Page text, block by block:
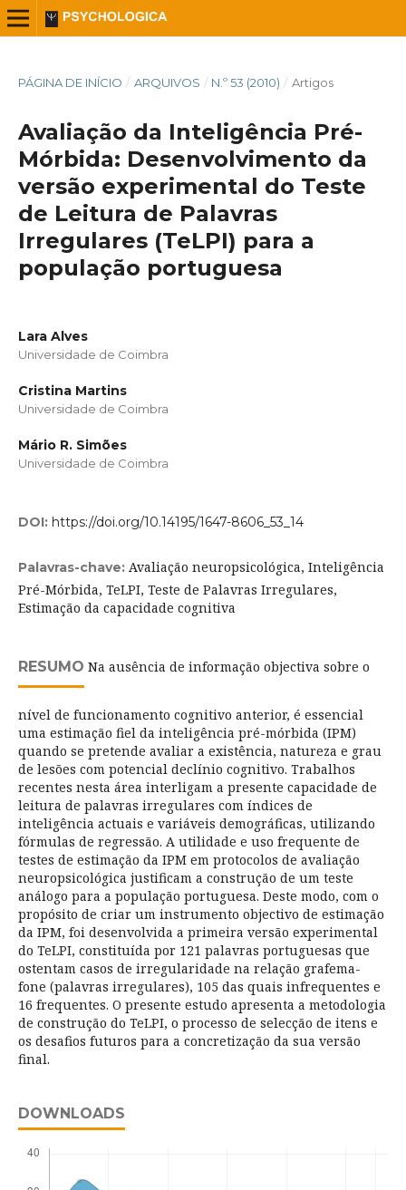
PÁGINA DE INÍCIO / ARQUIVOS / N.º 53 (2010) / Artigos
Avaliação da Inteligência Pré-
Mórbida: Desenvolvimento da
versão experimental do Teste
de Leitura de Palavras
Irregulares (TeLPI) para a
população portuguesa
Lara Alves
Universidade de Coimbra
Cristina Martins
Universidade de Coimbra
Mário R. Simões
Universidade de Coimbra
DOI: https://doi.org/10.14195/1647-8606_53_14
Palavras-chave: Avaliação neuropsicológica, Inteligência
Pré-Mórbida, TeLPI, Teste de Palavras Irregulares,
Estimação da capacidade cognitiva
RESUMO Na ausência de informação objectiva sobre o
nível de funcionamento cognitivo anterior, é essencial
uma estimação fiel da inteligência pré-mórbida (IPM)
quando se pretende avaliar a existência, natureza e grau
de lesões com potencial declínio cognitivo. Trabalhos
recentes nesta área interligam a presente capacidade de
leitura de palavras irregulares com índices de
inteligência actuais e variáveis demográficas, utilizando
fórmulas de regressão. A utilidade e uso frequente de
testes de estimação da IPM em protocolos de avaliação
neuropsicológica justificam a construção de um teste
análogo para a população portuguesa. Deste modo, com o
propósito de criar um instrumento objectivo de estimação
da IPM, foi desenvolvida a primeira versão experimental
do TeLPI, constituída por 121 palavras portuguesas que
ostentam casos de irregularidade na relação grafema-
fone (palavras irregulares), 105 das quais infrequentes e
16 frequentes. O presente estudo apresenta a metodologia
de construção do TeLPI, o processo de selecção de itens e
os desafios futuros para a concretização da sua versão
final.
DOWNLOADS